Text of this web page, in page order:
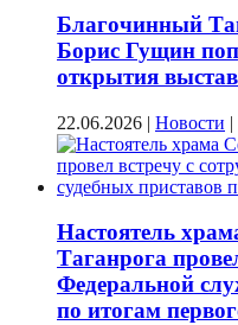
Благочинный
Борис Гущин
открытия
22.06.2026 | Новости |
Настоятель
Таганрога
Федеральной
по итогам